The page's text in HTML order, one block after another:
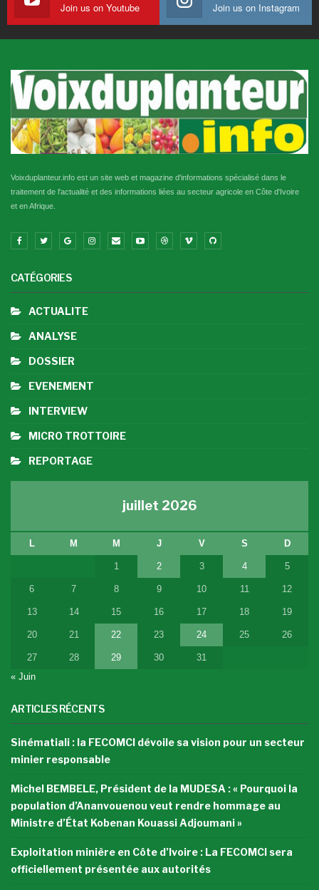
Join us on Youtube Join us on Instagram
Voixduplanteur.info est un site web et magazine d'informations spécialisé dans le
traitement de l'actualité et des informations liées au secteur agricole en Côte d'Ivoire
et en Afrique.
CATÉGORIES
ACTUALITE
ANALYSE
DOSSIER
EVENEMENT
INTERVIEW
MICRO TROTTOIRE
REPORTAGE
juillet 2026
L M M J V S D
1 2 3 4 5
6 7 8 9 10 11 12
13 14 15 16 17 18 19
20 21 22 23 24 25 26
27 28 29 30
31
« Juin
ARTICLES RÉCENTS
Sinématiali : la FECOMCI dévoile sa vision pour un secteur
minier responsable
Michel BEMBELE, Président de la MUDESA : « Pourquoi la
population d’Ananvouenou veut rendre hommage au
Ministre d’État Kobenan Kouassi Adjoumani »
Exploitation minière en Côte d’Ivoire : La FECOMCI sera
officiellement présentée aux autorités